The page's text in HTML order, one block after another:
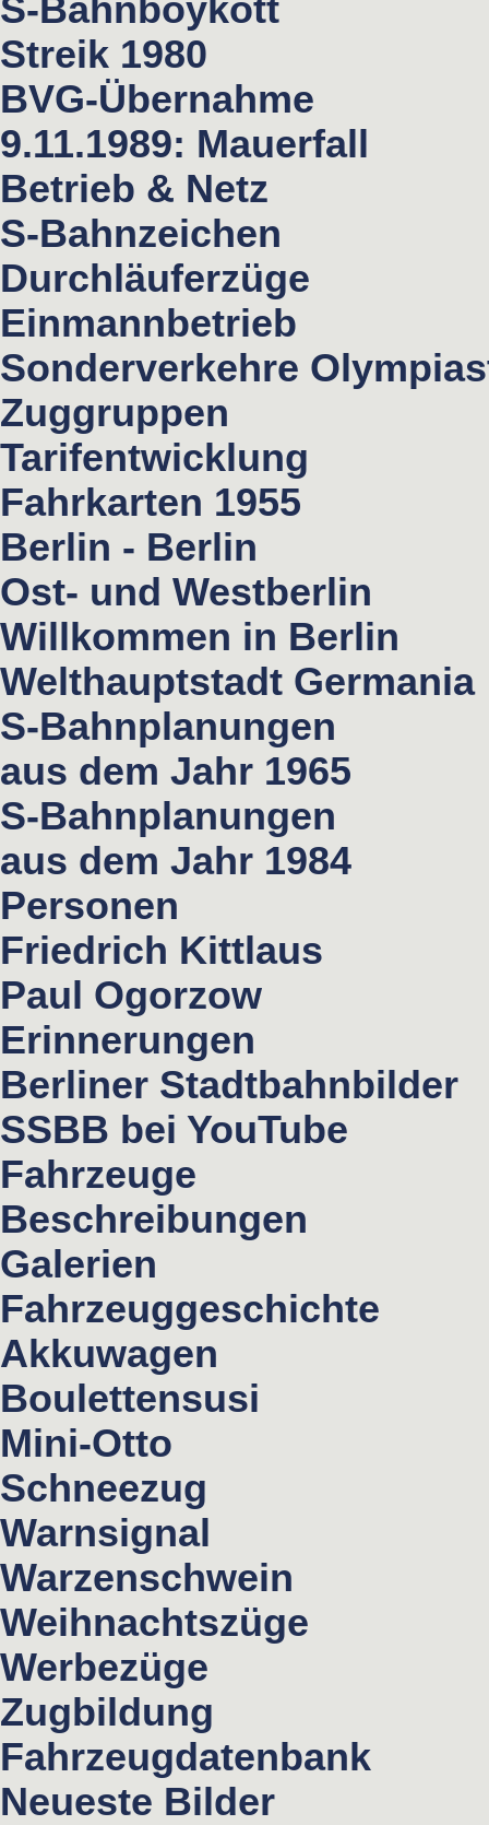
S-Bahnboykott
Streik 1980
BVG-Übernahme
9.11.1989: Mauerfall
Betrieb & Netz
S-Bahnzeichen
Durchläuferzüge
Einmannbetrieb
Sonderverkehre
Zuggruppen
Tarifentwicklung
Fahrkarten 1955
Berlin - Berlin
Ost- und Westberlin
Willkommen in Berlin
Welthauptstadt Germania
S-Bahnplanungen
aus dem Jahr 1965
S-Bahnplanungen
aus dem Jahr 1984
Personen
Friedrich Kittlaus
Paul Ogorzow
Erinnerungen
Berliner Stadtbahnbilder
SSBB bei YouTube
Fahrzeuge
Beschreibungen
Galerien
Fahrzeuggeschichte
Akkuwagen
Boulettensusi
Mini-Otto
Schneezug
Warnsignal
Warzenschwein
Weihnachtszüge
Werbezüge
Zugbildung
Fahrzeugdatenbank
Neueste Bilder